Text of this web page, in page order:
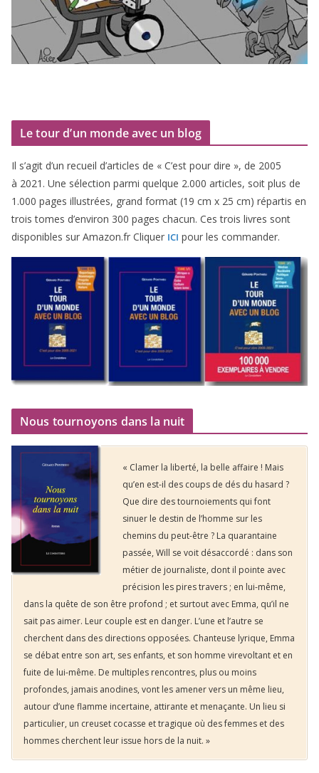
Le tour d’un monde avec un blog
Il s’agit d’un recueil d’ar­ticles de « C’est pour dire », de 2005
à 2021 . Une sélec­tion par­mi quelque 2.000 articles, soit plus de
1 .000 pages illus­trées, grand for­mat (19 cm x 25 cm) répar­tis en
trois tomes d’environ 300 pages cha­cun. Ces trois livres sont
dis­po­nibles sur Amazon​.fr Cliquer ICI pour les commander.
Nous tournoyons dans la nuit
« Clamer la liberté, la belle affaire ! Mais
qu’en est-il des coups de dés du hasard ?
Que dire des tournoiements qui font
sinuer le destin de l’homme sur les
chemins du peut-être ? La quarantaine
passée, Will se voit désaccordé : dans son
métier de journaliste, dont il pointe avec
précision les pires travers ; en lui-même,
dans la quête de son être profond ; et surtout avec Emma, qu’il ne
sait pas aimer. Leur couple est en danger. L’une et l’autre se
cherchent dans des directions opposées. Chanteuse lyrique, Emma
se débat entre son art, ses enfants, et son homme virevoltant et en
fuite de lui-même. De multiples rencontres, plus ou moins
profondes, jamais anodines, vont les amener vers un même lieu,
autour d’une flamme incertaine, attirante et menaçante. Un lieu si
particulier, un creuset cocasse et tragique où des femmes et des
hommes cherchent leur issue hors de la nuit. »